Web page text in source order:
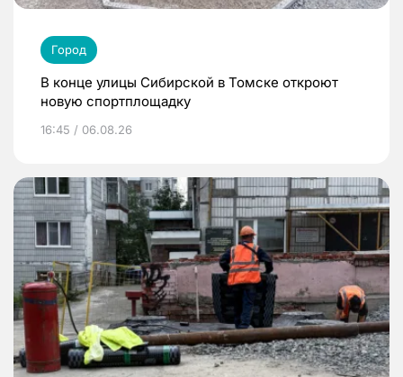
Город
В конце улицы Сибирской в Томске откроют
новую спортплощадку
16:45 / 06.08.26